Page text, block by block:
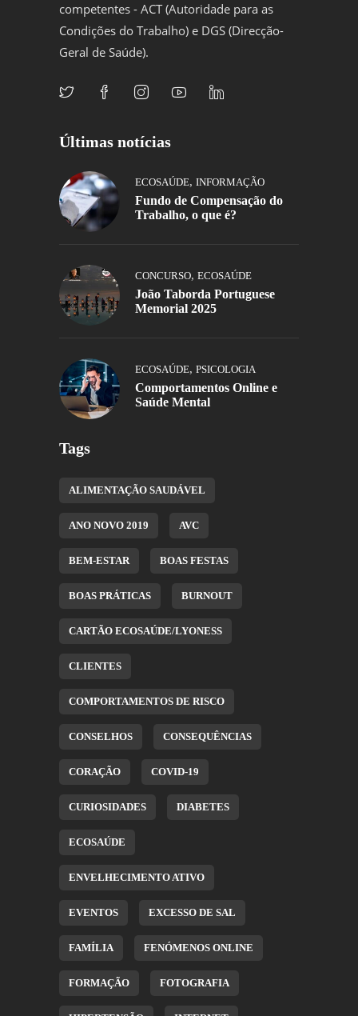
competentes - ACT (Autoridade para as
Condições do Trabalho) e DGS (Direcção-
Geral de Saúde).
Últimas notícias
ECOSAÚDE, INFORMAÇÃO
Fundo de Compensação do
Trabalho, o que é?
CONCURSO, ECOSAÚDE
João Taborda Portuguese
Memorial 2025
ECOSAÚDE, PSICOLOGIA
Comportamentos Online e
Saúde Mental
Tags
ALIMENTAÇÃO SAUDÁVEL
ANO NOVO 2019 AVC
BEM-ESTAR BOAS FESTAS
BOAS PRÁTICAS BURNOUT
CARTÃO ECOSAÚDE/LYONESS
CLIENTES
COMPORTAMENTOS DE RISCO
CONSELHOS CONSEQUÊNCIAS
CORAÇÃO COVID-19
CURIOSIDADES DIABETES
ECOSAÚDE
ENVELHECIMENTO ATIVO
EVENTOS EXCESSO DE SAL
FAMÍLIA FENÓMENOS ONLINE
FORMAÇÃO FOTOGRAFIA